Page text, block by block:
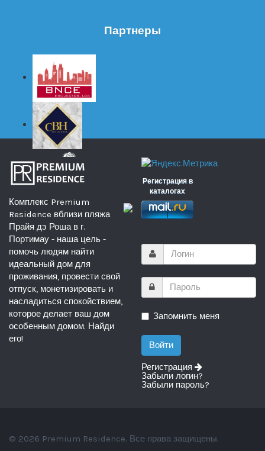
Партнеры
Комплекс Premium
Residence вблизи пляжа
Прайя дэ Роша в г.
Портимау - наша цель -
помочь людям найти
идеальный дом для
проживания, провести свой
отпуск, монетизировать и
насладиться спокойствием,
которое делает ваш дом
особенным домом. Найди
его!
Регистрация в
каталогах
Запомнить меня
Регистрация
Забыли логин?
Забыли пароль?
© 2026 Premium Residence. Все права защищены.